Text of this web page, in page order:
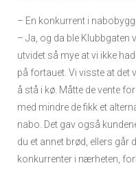
– En konkurrent i
– Ja, og da ble Klubbgaten
utvidet så mye at vi ikke
på fortauet. Vi visste at det
å stå i kø. Måtte de vente
med mindre de fikk et
nabo. Det gav også
du et annet brød, ellers går
konkurrenter i nærheten,